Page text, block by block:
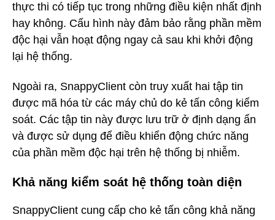
thực thi có tiếp tục trong những điều kiện nhất định
hay không. Cấu hình này đảm bảo rằng phần mềm
độc hại vẫn hoạt động ngay cả sau khi khởi động
lại hệ thống.
Ngoài ra, SnappyClient còn truy xuất hai tập tin
được mã hóa từ các máy chủ do kẻ tấn công kiểm
soát. Các tập tin này được lưu trữ ở định dạng ẩn
và được sử dụng để điều khiển động chức năng
của phần mềm độc hại trên hệ thống bị nhiễm.
Khả năng kiểm soát hệ thống toàn diện
SnappyClient cung cấp cho kẻ tấn công khả năng